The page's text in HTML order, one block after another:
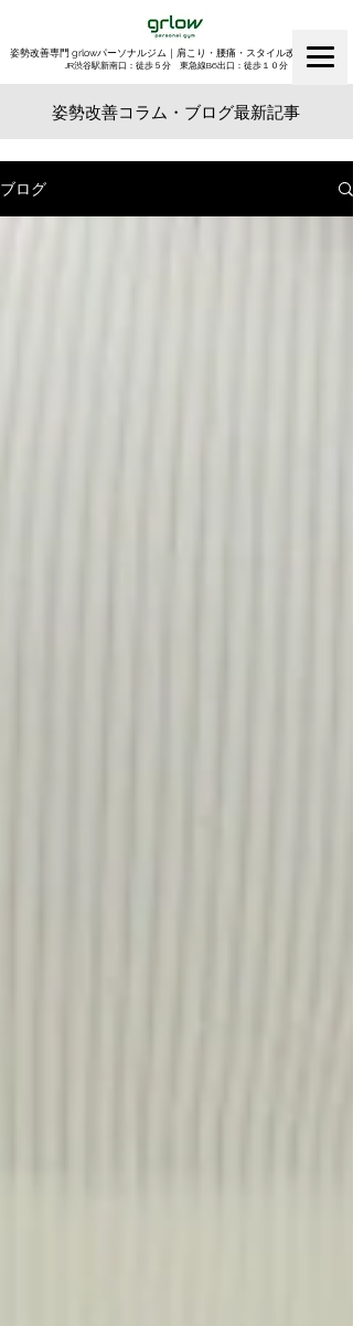
姿勢改善専門 grlowパーソナルジム｜肩こり・腰痛・スタイル改善｜渋谷
​JR渋谷駅新南口：徒歩５分 東急線B6出口：徒歩１０分
姿勢改善コラム・ブログ最新記事
ブログ